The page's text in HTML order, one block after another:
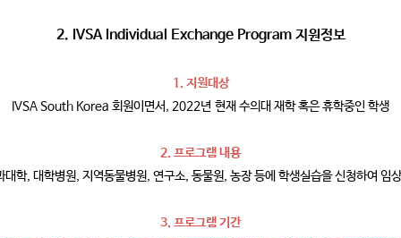
2. IVSA Individual Exchange Program 지원정보
1. 지원대상
IVSA South Korea 회원이면서, 2022년 현재 수의대 재학 혹은 휴학중인 학생
2. 프로그램 내용
대학, 대학병원, 지역동물병원, 연구소, 동물원, 농장 등에 학생실습을 신청하여 임
3. 프로그램 기간